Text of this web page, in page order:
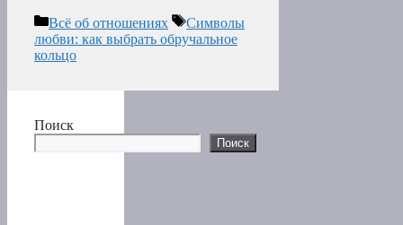
Рубрики
Всё об отношениях Метки
Символы
любви: как выбрать обручальное
кольцо
Поиск
Поиск